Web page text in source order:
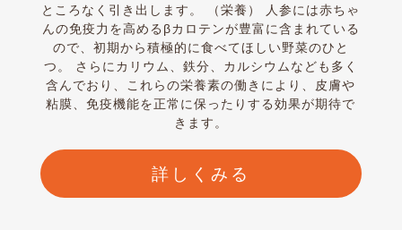
ところなく引き出します。 （栄養） 人参には赤ちゃ
んの免疫力を高めるβカロテンが豊富に含まれている
ので、初期から積極的に食べてほしい野菜のひと
つ。 さらにカリウム、鉄分、カルシウムなども多く
含んでおり、これらの栄養素の働きにより、皮膚や
粘膜、免疫機能を正常に保ったりする効果が期待で
きます。
詳しくみる